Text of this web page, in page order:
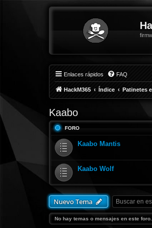
Enlaces rápidos FAQ
HackM365 Índice Patinetes
Kaabo
FORO
Kaabo Mantis
Kaabo Wolf
Nuevo Tema
No hay temas o mensajes en este foro.